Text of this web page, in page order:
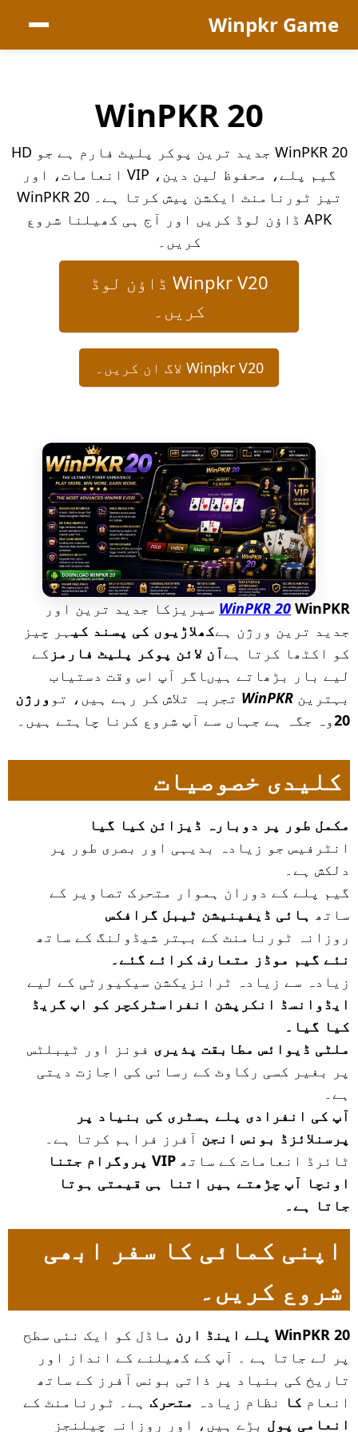
Winpkr Game
WinPKR 20
WinPKR 20 جدید ترین پوکر پلیٹ فارم ہے جو HD
گیم پلے، محفوظ لین دین، VIP انعامات، اور
تیز ٹورنامنٹ ایکشن پیش کرتا ہے۔ WinPKR 20
APK ڈاؤن لوڈ کریں اور آج ہی کھیلنا شروع
کریں۔
Winpkr V20 ڈاؤن لوڈ
کریں۔
Winpkr V20 لاگ ان کریں۔
WinPKR 20 WinPKR
سیریزکا جدید ترین اور
جدید ترین ورژن ہےکھلاڑیوں کی پسند کی ہر چیز
کو اکٹھا کرتا ہےآن لائن پوکر پلیٹ فارمز کے
لیے بار بڑھاتے ہیںاگر آپ اس وقت دستیاب
بہترین
تجربہ تلاش کر رہے ہیں، تو ورژن
20وہ جگہ ہے جہاں سے آپ شروع کرنا چاہتے ہیں۔
کلیدی خصوصیات
مکمل طور پر دوبارہ ڈیزائن کیا گیا
انٹرفیس جو زیادہ بدیہی اور بصری طور پر
دلکش ہے۔
گیم پلے کے دوران ہموار متحرک تصاویر کے
ساتھ ہائی ڈیفینیشن ٹیبل گرافکس
روزانہ ٹورنامنٹ کے بہتر شیڈولنگ کے ساتھ
نئے گیم موڈز متعارف کرائے گئے۔
زیادہ سے زیادہ ٹرانزیکشن سیکیورٹی کے لیے
ایڈوانسڈ انکرپشن انفراسٹرکچر کو اپ گریڈ
کیا گیا۔
ملٹی ڈیوائس مطابقت پذیری فونز اور ٹیبلٹس
پر بغیر کسی رکاوٹ کے رسائی کی اجازت دیتی
ہے۔
آپ کی انفرادی پلے ہسٹری کی بنیاد پر
پرسنلائزڈ بونس انجن آفرز فراہم کرتا ہے۔
ٹائرڈ انعامات کے ساتھ
VIP پروگرام جتنا
اونچا آپ چڑھتے ہیں اتنا ہی قیمتی ہوتا
جاتا ہے۔
اپنی کمائی کا سفر ابھی
شروع کریں۔
WinPKR 20 پلے اینڈ ارن ماڈل کو ایک نئی سطح
پر لے جاتا ہے ۔ آپ کے کھیلنے کے انداز اور
تاریخ کی بنیاد پر ذاتی بونس آفرز کے ساتھ
انعام کا نظام زیادہ متحرک ہے۔ ٹورنامنٹ کے
انعامی پول بڑے ہیں، اور روزانہ چیلنجز